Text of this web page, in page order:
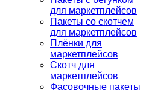
для маркетплейсов
Пакеты со скотчем
для маркетплейсов
Плёнки для
маркетплейсов
Скотч для
маркетплейсов
Фасовочные пакеты